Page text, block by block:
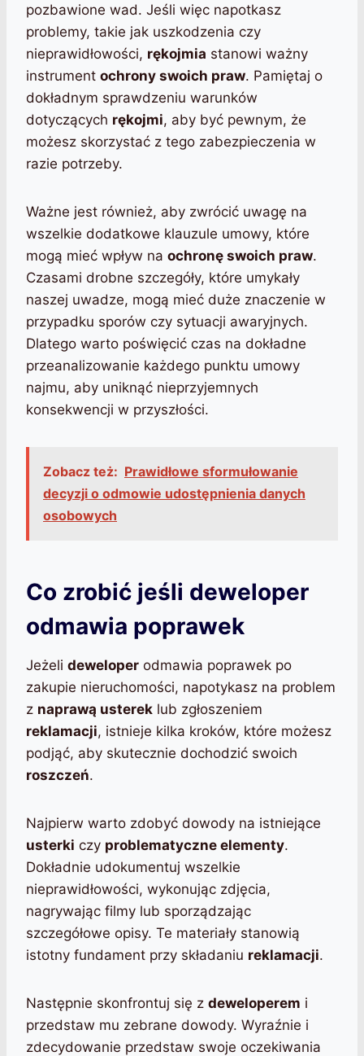
pozbawione wad. Jeśli więc napotkasz
problemy, takie jak uszkodzenia czy
nieprawidłowości, rękojmia stanowi ważny
instrument ochrony swoich praw. Pamiętaj o
dokładnym sprawdzeniu warunków
dotyczących rękojmi, aby być pewnym, że
możesz skorzystać z tego zabezpieczenia w
razie potrzeby.
Ważne jest również, aby zwrócić uwagę na
wszelkie dodatkowe klauzule umowy, które
mogą mieć wpływ na ochronę swoich praw.
Czasami drobne szczegóły, które umykały
naszej uwadze, mogą mieć duże znaczenie w
przypadku sporów czy sytuacji awaryjnych.
Dlatego warto poświęcić czas na dokładne
przeanalizowanie każdego punktu umowy
najmu, aby uniknąć nieprzyjemnych
konsekwencji w przyszłości.
Zobacz też: Prawidłowe sformułowanie
decyzji o odmowie udostępnienia danych
osobowych
Co zrobić jeśli deweloper
odmawia poprawek
Jeżeli deweloper odmawia poprawek po
zakupie nieruchomości, napotykasz na problem
z naprawą usterek lub zgłoszeniem
reklamacji, istnieje kilka kroków, które możesz
podjąć, aby skutecznie dochodzić swoich
roszczeń.
Najpierw warto zdobyć dowody na istniejące
usterki czy problematyczne elementy.
Dokładnie udokumentuj wszelkie
nieprawidłowości, wykonując zdjęcia,
nagrywając filmy lub sporządzając
szczegółowe opisy. Te materiały stanowią
istotny fundament przy składaniu reklamacji.
Następnie skonfrontuj się z deweloperem i
przedstaw mu zebrane dowody. Wyraźnie i
zdecydowanie przedstaw swoje oczekiwania